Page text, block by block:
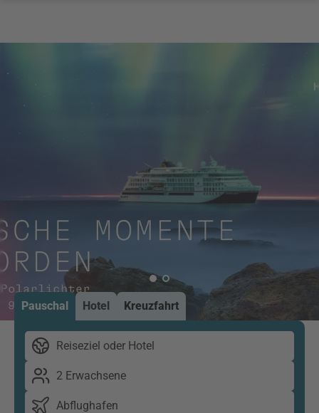
Pauschal Hotel Kreuzfahrt
Reiseziel oder Hotel
2 Erwachsene
Abflughafen